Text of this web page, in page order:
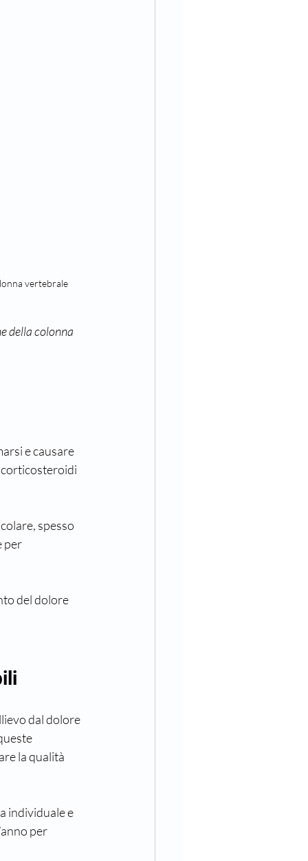
vertebrale
della colonna
e causare
corticosteroidi
spesso
per
del dolore
dal dolore
la qualità
individuale e
per